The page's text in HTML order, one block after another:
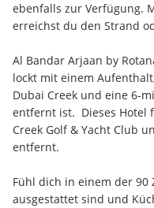
ebenfalls zur Verfügung.
erreichst du den Strand
Al Bandar Arjaan by
lockt mit einem
Dubai Creek und eine 6-
entfernt ist.  Dieses Hotel
Creek Golf & Yacht Club
entfernt.
Fühl dich in einem der
ausgestattet sind und